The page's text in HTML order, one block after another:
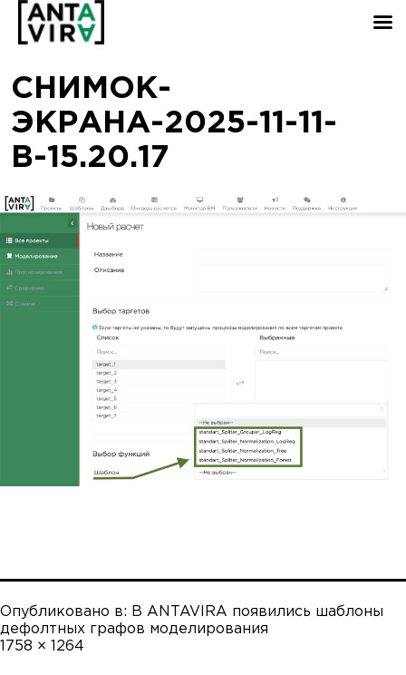
СНИМОК-
ЭКРАНА-2025-11-11-
В-15.20.17
Опубликовано в: В ANTAVIRA появились шаблоны
дефолтных графов моделирования
Полный
1758 × 1264